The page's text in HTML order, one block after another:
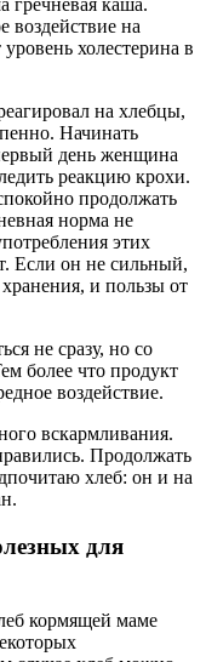
гречневая каша.
воздействие на
холестерина в
на хлебцы,
Начинать
день женщина
реакцию крохи.
продолжать
норма не
этих
Если он не сильный,
и пользы от
не сразу, но со
более что продукт
воздействие.
вскармливания.
Продолжать
хлеб: он и на
для
кормящей маме